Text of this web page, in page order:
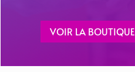
VOIR LA BOUTIQUE